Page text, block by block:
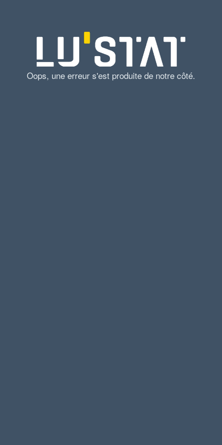
Oops, une erreur s'est produite de notre côté.